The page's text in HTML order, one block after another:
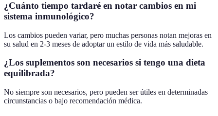
¿Cuánto tiempo tardaré en notar cambios en mi
sistema inmunológico?
Los cambios pueden variar, pero muchas personas notan mejoras en
su salud en 2-3 meses de adoptar un estilo de vida más saludable.
¿Los suplementos son necesarios si tengo una dieta
equilibrada?
No siempre son necesarios, pero pueden ser útiles en determinadas
circunstancias o bajo recomendación médica.